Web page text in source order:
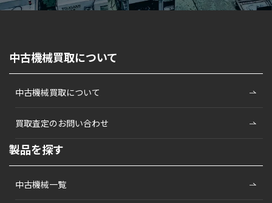
中古機械買取について
中古機械買取について
買取査定のお問い合わせ
製品を探す
中古機械一覧